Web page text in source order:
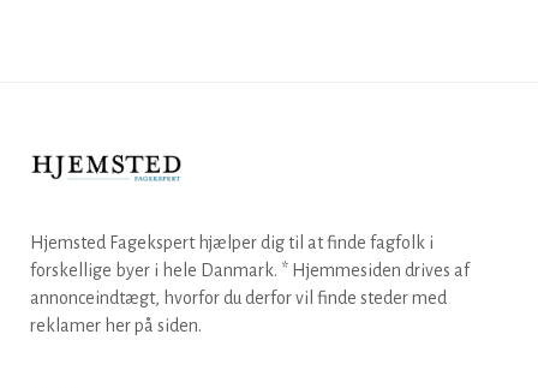
Hjemsted Fagekspert hjælper dig til at finde fagfolk i
forskellige byer i hele Danmark. * Hjemmesiden drives af
annonceindtægt, hvorfor du derfor vil finde steder med
reklamer her på siden.